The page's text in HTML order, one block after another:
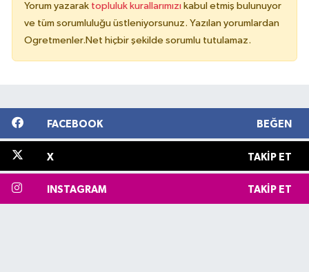
Yorum yazarak topluluk kurallarımızı kabul etmiş bulunuyor
ve tüm sorumluluğu üstleniyorsunuz. Yazılan yorumlardan
Ogretmenler.Net hiçbir şekilde sorumlu tutulamaz.
FACEBOOK BEĞEN
X TAKIP ET
INSTAGRAM TAKIP ET